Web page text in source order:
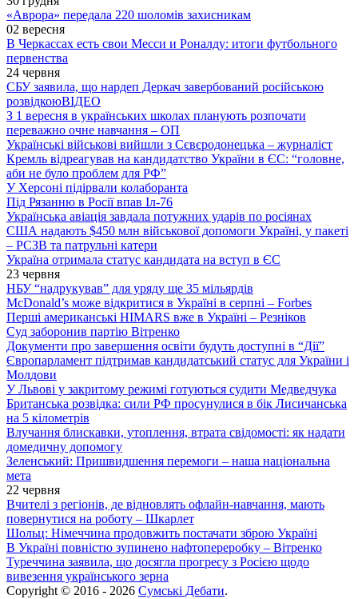
«Аврора» передала 220 шоломів захисникам
02 вересня
В Черкассах есть свои Месси и Роналду: итоги футбольного
первенства
24 червня
СБУ заявила, що нардеп Деркач завербований російською
розвідкоюВІДЕО
З 1 вересня в українських школах планують розпочати
переважно очне навчання – ОП
Українські військові вийшли з Сєвєродонецька – журналіст
Кремль відреагував на кандидатство України в ЄС: “головне,
аби не було проблем для РФ”
У Херсоні підірвали колаборанта
Під Рязанню в Росії впав Іл-76
Українська авіація завдала потужних ударів по росіянах
США надають $450 млн військової допомоги Україні, у пакеті
– РСЗВ та патрульні катери
Україна отримала статус кандидата на вступ в ЄС
23 червня
НБУ “надрукував” для уряду ще 35 мільярдів
McDonald’s може відкритися в Україні в серпні – Forbes
Перші американські HIMARS вже в Україні – Резніков
Суд заборонив партію Вітренко
Документи про завершення освіти будуть доступні в “Дії”
Європарламент підтримав кандидатський статус для України і
Молдови
У Львові у закритому режимі готуються судити Медведчука
Британська розвідка: сили РФ просунулися в бік Лисичанська
на 5 кілометрів
Влучання блискавки, утоплення, втрата свідомості: як надати
домедичну допомогу
Зеленський: Пришвидшення перемоги – наша національна
мета
22 червня
Вчителі з регіонів, де відновлять офлайн-навчання, мають
повернутися на роботу – Шкарлет
Шольц: Німеччина продовжить постачати зброю Україні
В Україні повністю зупинено нафтопереробку – Вітренко
Туреччина заявила, що досягла прогресу з Росією щодо
вивезення українського зерна
Copyright © 2016 - 2026 Сумські Дебати.